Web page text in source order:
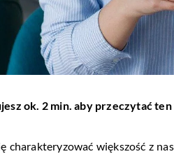
ok. 2 min. aby przeczytać
charakteryzować większość z